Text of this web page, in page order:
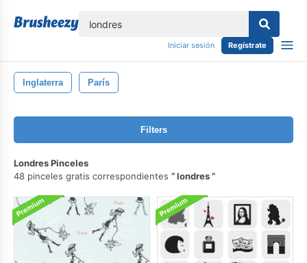
Iniciar sesión Regístrate
Inglaterra París
Filters
Londres Pinceles
48 pinceles gratis correspondientes
londres